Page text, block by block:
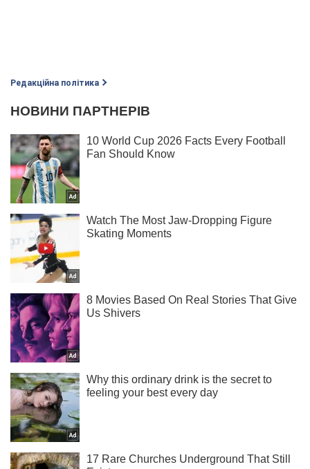
Редакційна політика